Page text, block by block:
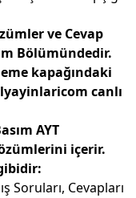
ve Cevap
Bölümündedir.
kapağındaki
canlı
AYT
içerir.
Soruları, Cevapları